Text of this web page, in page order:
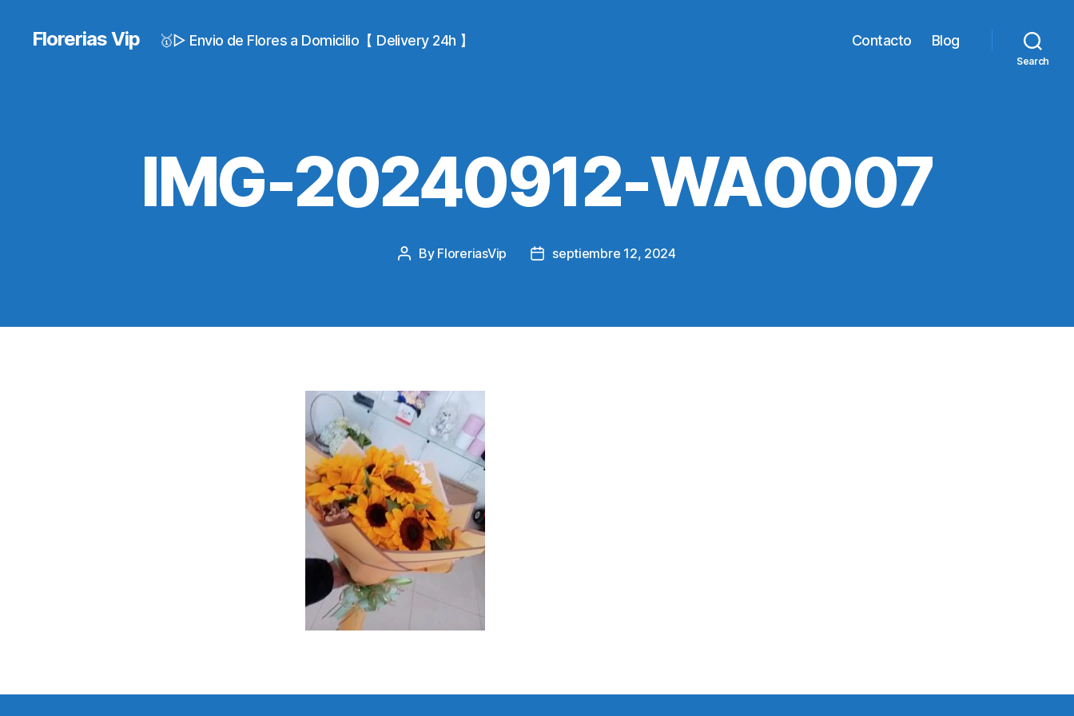
Florerias Vip 🥇▷ Envio de Flores a Domicilio【 Delivery 24h 】 Contacto Blog
Search
IMG-20240912-WA0007
Post
By FloreriasVip
Postseptiembre 12, 2024